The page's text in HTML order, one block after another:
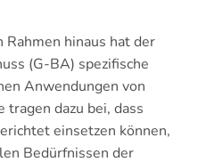
hinaus hat der
(G-BA) spezifische
Anwendungen von
tragen dazu bei, dass
einsetzen können,
Bedürfnissen der